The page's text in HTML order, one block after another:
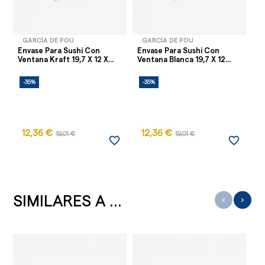
GARCÍA DE POU
Envase Para Sushi Con
Ventana Kraft 19,7 X 12 X...
-35%
12,36 € 19,01 €
favorite_border
GARCÍA DE POU
Envase Para Sushi Con
Ventana Blanca 19,7 X 12...
-35%
12,36 € 19,01 €
favorite_border
SIMILARES A ... ‹ ›